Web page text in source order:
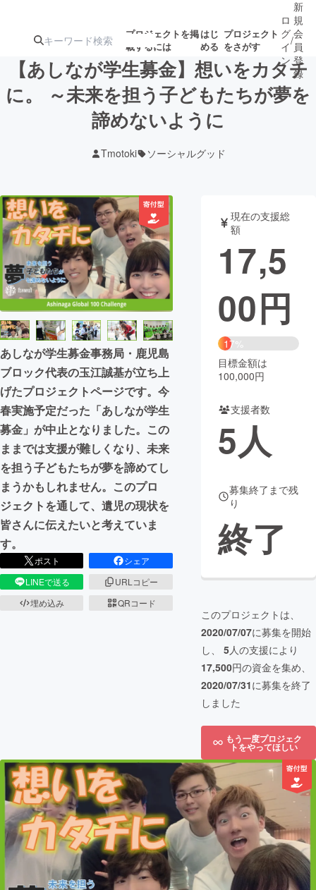
プロジェクトを掲
載するには
はじ
める
プロジェクト
をさがす
注目のリ 注目の新着プロ
ジェクト
募集終了が近いプ
ロジェクト
テクノロジー・ガジェット
映像・映画 書籍・雑誌
ビジネス・起業 チャレンジ
まちづくり・地域活性化
CAMPFIRE for Social Good
CAMPFIRE Creation
CAMPFIREふるさと納税machi-ya コミュニティ
ロ
グ
イ
ン
/
新
規
会
員
登
録
【あしなが学生募金】想いをカタチ
に。 ～未来を担う子どもたちが夢を
諦めないように
Tmotoki ソーシャルグッド
あしなが学生募金事務局・鹿児島
ブロック代表の玉江誠基が立ち上
げたプロジェクトページです。今
春実施予定だった「あしなが学生
募金」が中止となりました。この
ままでは支援が難しくなり、未来
を担う子どもたちが夢を諦めてし
まうかもしれません。このプロ
ジェクトを通して、遺児の現状を
皆さんに伝えたいと考えていま
す。
ポスト
シェア
LINEで送る
URLコピー
埋め込み
QRコード
現在の支援総
額
17,5
00円
17%
目標金額は
100,000円
支援者数
5人
募集終了まで残
り
終了
このプロジェクトは、
2020/07/07に募集を開始
し、 5人の支援により
17,500円の資金を集め、
2020/07/31に募集を終了
しました
もう一度プロジェク
トをやってほしい